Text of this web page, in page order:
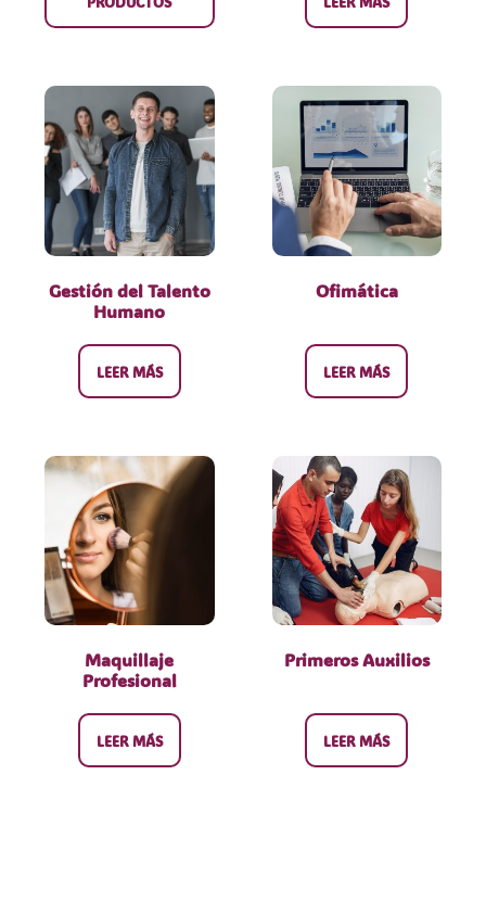
Gestión del Talento
Humano
LEER MÁS
Ofimática
LEER MÁS
Maquillaje
Profesional
LEER MÁS
Primeros Auxilios
LEER MÁS